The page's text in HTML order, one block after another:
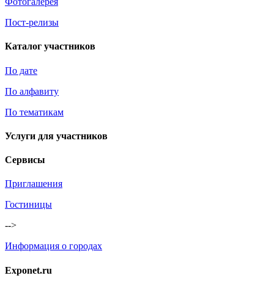
Пост-релизы
Каталог участников
По дате
По алфавиту
По тематикам
Услуги для участников
Сервисы
Приглашения
Гостиницы
-->
Информация о городах
Exponet.ru